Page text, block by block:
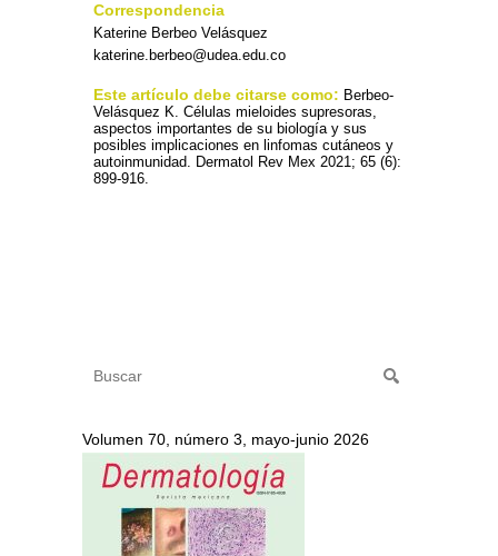
Correspondencia
Katerine Berbeo Velásquez
katerine.berbeo@udea.edu.co
Este artículo debe citarse como: Berbeo-
Velásquez K. Células mieloides supresoras,
aspectos importantes de su biología y sus
posibles implicaciones en linfomas cutáneos y
autoinmunidad. Dermatol Rev Mex 2021; 65 (6):
899-916.
Volumen 70, número 3, mayo-junio 2026